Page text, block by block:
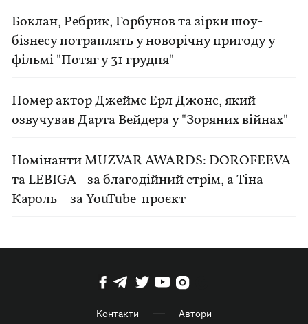
Боклан, Ребрик, Горбунов та зірки шоу-
бізнесу потраплять у новорічну пригоду у
фільмі "Потяг у 31 грудня"
Помер актор Джеймс Ерл Джонс, який
озвучував Дарта Вейдера у "Зоряних війнах"
Номінанти MUZVAR AWARDS: DOROFEEVA
та LEBIGA - за благодійний стрім, а Тіна
Кароль – за YouTube-проєкт
Контакти Автори